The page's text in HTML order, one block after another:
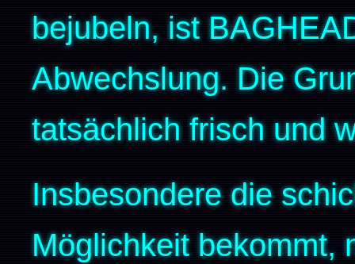
bejubeln, ist
Abwechslung. Die
tatsächlich frisch und
Insbesondere die
Möglichkeit bekommt,